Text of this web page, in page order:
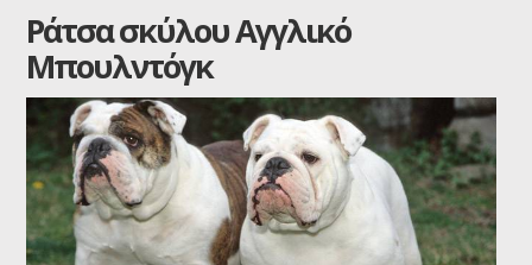
βρέθηκε εδώ και πάρα πάρα πολλά χρόνια στο Μεξικό,
την συναντάμε σε τρία μεγέθη και πολλές φορές όχι
εντελώς άτριχο αλλά με μια επικάλυψη κοντής τρίχας.
Βρέθηκε σε αρχαίες τοιχογραφίες και σήμερα είναι ένα
σκυλί συντροφιάς αλλά κάνει και για αγρόκτημα και για
κυνήγι.
Ράτσα σκύλου Αγγλικό
Μπουλντόγκ